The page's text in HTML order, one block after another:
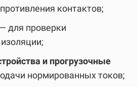
контактов;
— для проверки
и прогрузочные
нормированных токов;